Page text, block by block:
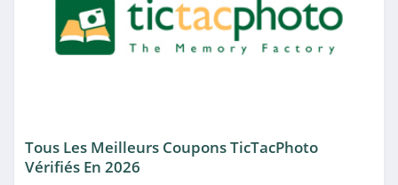
Tous Les Meilleurs Coupons TicTacPhoto
Vérifiés En 2026